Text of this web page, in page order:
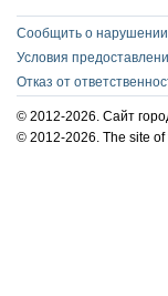
Сообщить о нарушении
Условия
Отказ от
© 2012-2026. Сайт
© 2012-2026. The site